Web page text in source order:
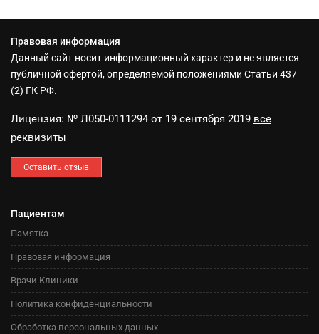
Правовая информация
Данный сайт носит информационный характер и не является
публичной офертой, определяемой положениями Статьи 437
(2) ГК РФ.
Лицензия: № Л050-0111294 от 19 сентября 2019 все
реквизиты
Оставить отзыв
Пациентам
Памятка
Правовая информация
Врачи Клиники
Политика конфиденциальности
Обработка персональных данных